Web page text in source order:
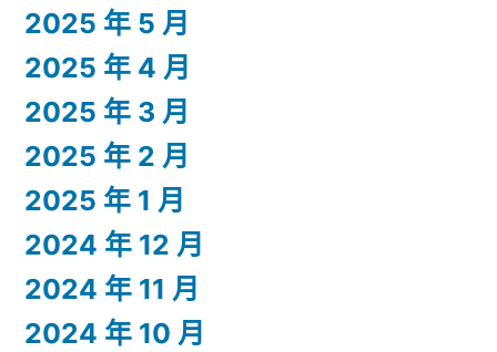
2025 年 5 月
2025 年 4 月
2025 年 3 月
2025 年 2 月
2025 年 1 月
2024 年 12 月
2024 年 11 月
2024 年 10 月